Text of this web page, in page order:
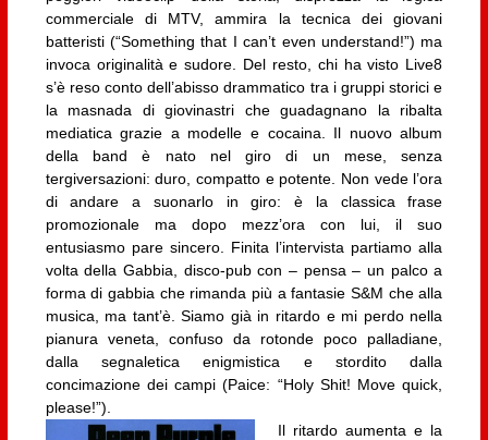
commerciale di MTV, ammira la tecnica dei giovani
batteristi (“Something that I can’t even understand!”) ma
invoca originalità e sudore. Del resto, chi ha visto Live8
s’è reso conto dell’abisso drammatico tra i gruppi storici e
la masnada di giovinastri che guadagnano la ribalta
mediatica grazie a modelle e cocaina. Il nuovo album
della band è nato nel giro di un mese, senza
tergiversazioni: duro, compatto e potente. Non vede l’ora
di andare a suonarlo in giro: è la classica frase
promozionale ma dopo mezz’ora con lui, il suo
entusiasmo pare sincero. Finita l’intervista partiamo alla
volta della Gabbia, disco-pub con – pensa – un palco a
forma di gabbia che rimanda più a fantasie S&M che alla
musica, ma tant’è. Siamo già in ritardo e mi perdo nella
pianura veneta, confuso da rotonde poco palladiane,
dalla segnaletica enigmistica e stordito dalla
concimazione dei campi (Paice: “Holy Shit! Move quick,
please!”).
Il ritardo aumenta e la